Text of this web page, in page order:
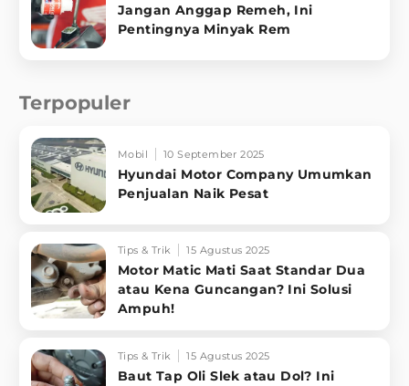
Jangan Anggap Remeh, Ini
Pentingnya Minyak Rem
Terpopuler
Mobil 10 September 2025
Hyundai Motor Company Umumkan
Penjualan Naik Pesat
Tips & Trik 15 Agustus 2025
Motor Matic Mati Saat Standar Dua
atau Kena Guncangan? Ini Solusi
Ampuh!
Tips & Trik 15 Agustus 2025
Baut Tap Oli Slek atau Dol? Ini